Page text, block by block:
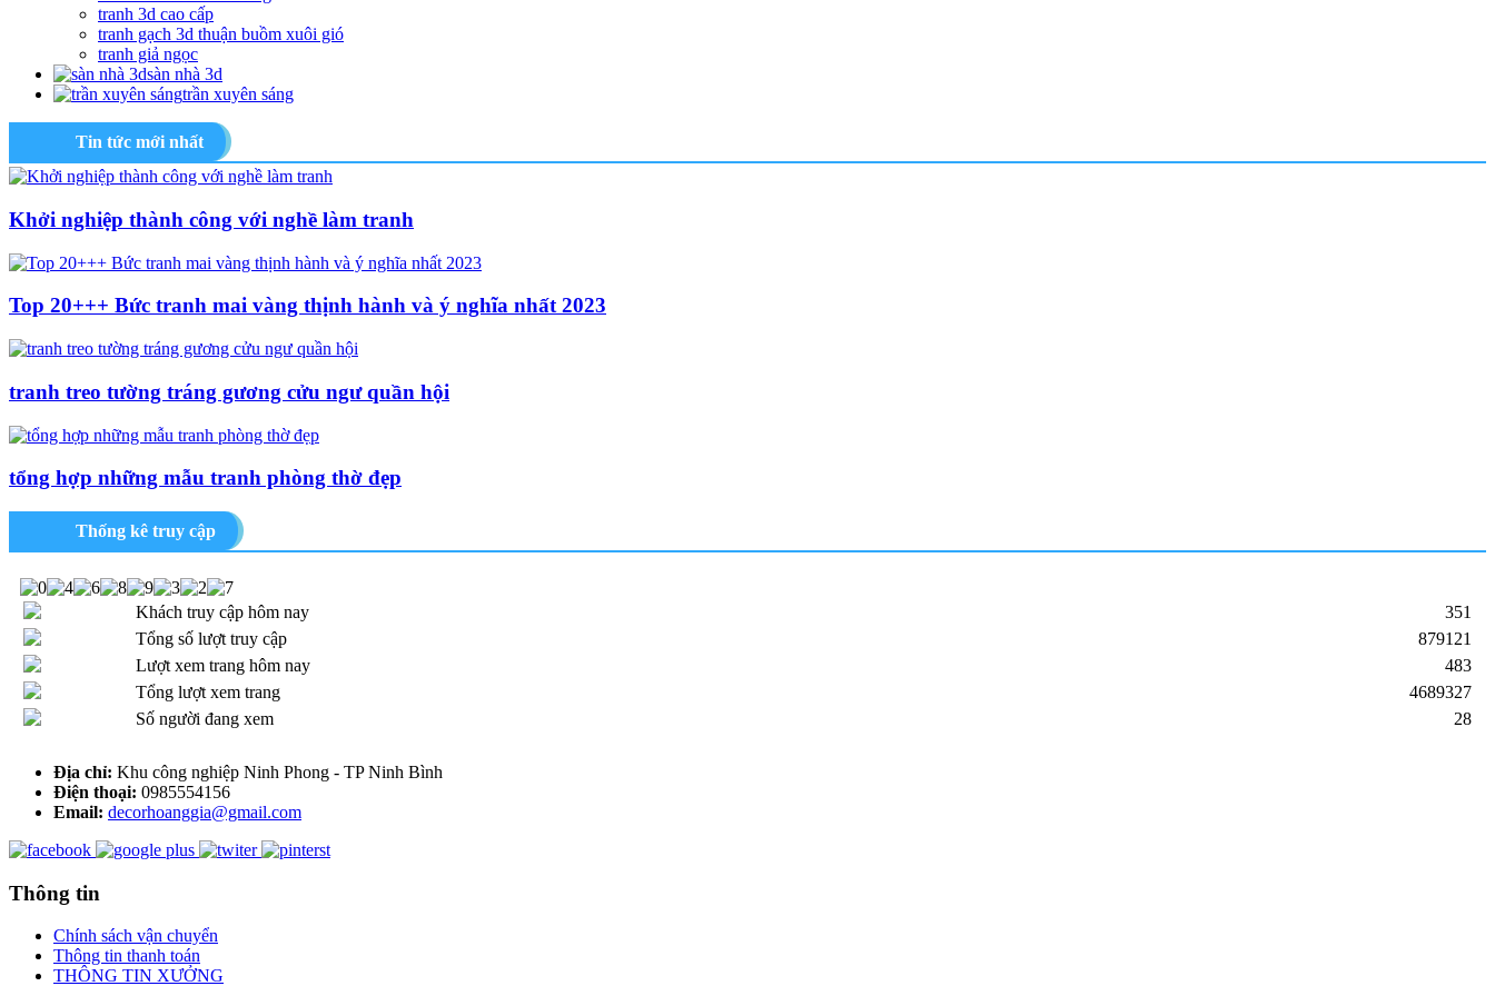
tranh 3d cao cấp
tranh gạch 3d thuận buồm xuôi gió
tranh giả ngọc
sàn nhà 3d
trần xuyên sáng
Tin tức mới nhất
Khởi nghiệp thành công với nghề làm tranh
Top 20+++ Bức tranh mai vàng thịnh hành và ý nghĩa nhất 2023
tranh treo tường tráng gương cửu ngư quần hội
tổng hợp những mẫu tranh phòng thờ đẹp
Thống kê truy cập
Khách truy cập hôm nay
351
Tổng số lượt truy cập
879121
Lượt xem trang hôm nay
483
Tổng lượt xem trang
4689327
Số người đang xem
28
Địa chỉ: Khu công nghiệp Ninh Phong - TP Ninh Bình
Điện thoại: 0985554156
Email: decorhoanggia@gmail.com
Thông tin
Chính sách vận chuyển
Thông tin thanh toán
THÔNG TIN XƯỞNG